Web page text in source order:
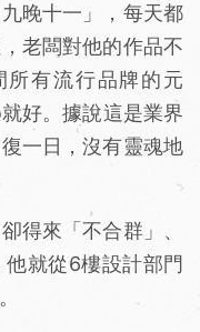
晚十一」，每天都
老闆對他的作品不
有流行品牌的元
好。據說這是業界
一日，沒有靈魂地
得來「不合群」、
就從6樓設計部門